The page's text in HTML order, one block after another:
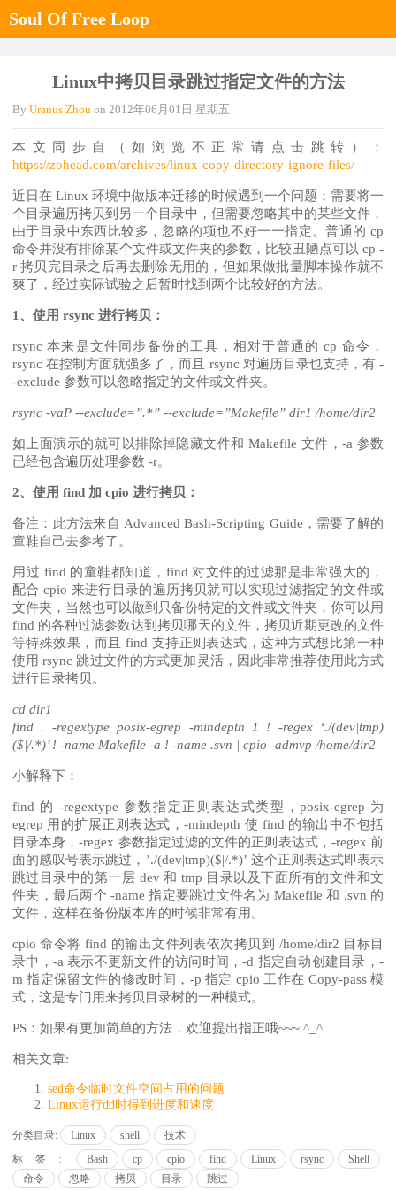
Soul Of Free Loop
Linux中拷贝目录跳过指定文件的方法
By Uranus Zhou on 2012年06月01日 星期五
本文同步自（如浏览不正常请点击跳转）：
https://zohead.com/archives/linux-copy-directory-ignore-files/
近日在 Linux 环境中做版本迁移的时候遇到一个问题：需要将一
个目录遍历拷贝到另一个目录中，但需要忽略其中的某些文件，
由于目录中东西比较多，忽略的项也不好一一指定。普通的 cp
命令并没有排除某个文件或文件夹的参数，比较丑陋点可以 cp -
r 拷贝完目录之后再去删除无用的，但如果做批量脚本操作就不
爽了，经过实际试验之后暂时找到两个比较好的方法。
1、使用 rsync 进行拷贝：
rsync 本来是文件同步备份的工具，相对于普通的 cp 命令，
rsync 在控制方面就强多了，而且 rsync 对遍历目录也支持，有 -
-exclude 参数可以忽略指定的文件或文件夹。
rsync -vaP --exclude=”.*” --exclude=”Makefile” dir1 /home/dir2
如上面演示的就可以排除掉隐藏文件和 Makefile 文件，-a 参数
已经包含遍历处理参数 -r。
2、使用 find 加 cpio 进行拷贝：
备注：此方法来自 Advanced Bash-Scripting Guide，需要了解的
童鞋自己去参考了。
用过 find 的童鞋都知道，find 对文件的过滤那是非常强大的，
配合 cpio 来进行目录的遍历拷贝就可以实现过滤指定的文件或
文件夹，当然也可以做到只备份特定的文件或文件夹，你可以用
find 的各种过滤参数达到拷贝哪天的文件，拷贝近期更改的文件
等特殊效果，而且 find 支持正则表达式，这种方式想比第一种
使用 rsync 跳过文件的方式更加灵活，因此非常推荐使用此方式
进行目录拷贝。
cd dir1
find . -regextype posix-egrep -mindepth 1 ! -regex ‘./(dev|tmp)
($|/.*)’ ! -name Makefile -a ! -name .svn | cpio -admvp /home/dir2
小解释下：
find 的 -regextype 参数指定正则表达式类型，posix-egrep 为
egrep 用的扩展正则表达式，-mindepth 使 find 的输出中不包括
目录本身，-regex 参数指定过滤的文件的正则表达式，-regex 前
面的感叹号表示跳过，’./(dev|tmp)($|/.*)’ 这个正则表达式即表示
跳过目录中的第一层 dev 和 tmp 目录以及下面所有的文件和文
件夹，最后两个 -name 指定要跳过文件名为 Makefile 和 .svn 的
文件，这样在备份版本库的时候非常有用。
cpio 命令将 find 的输出文件列表依次拷贝到 /home/dir2 目标目
录中，-a 表示不更新文件的访问时间，-d 指定自动创建目录，-
m 指定保留文件的修改时间，-p 指定 cpio 工作在 Copy-pass 模
式，这是专门用来拷贝目录树的一种模式。
PS：如果有更加简单的方法，欢迎提出指正哦~~~ ^_^
相关文章:
sed命令临时文件空间占用的问题
Linux运行dd时得到进度和速度
分类目录: Linux shell
技术
标签:
Bash cp cpio find Linux rsync
Shell
命令
忽略 拷贝 目录 跳过